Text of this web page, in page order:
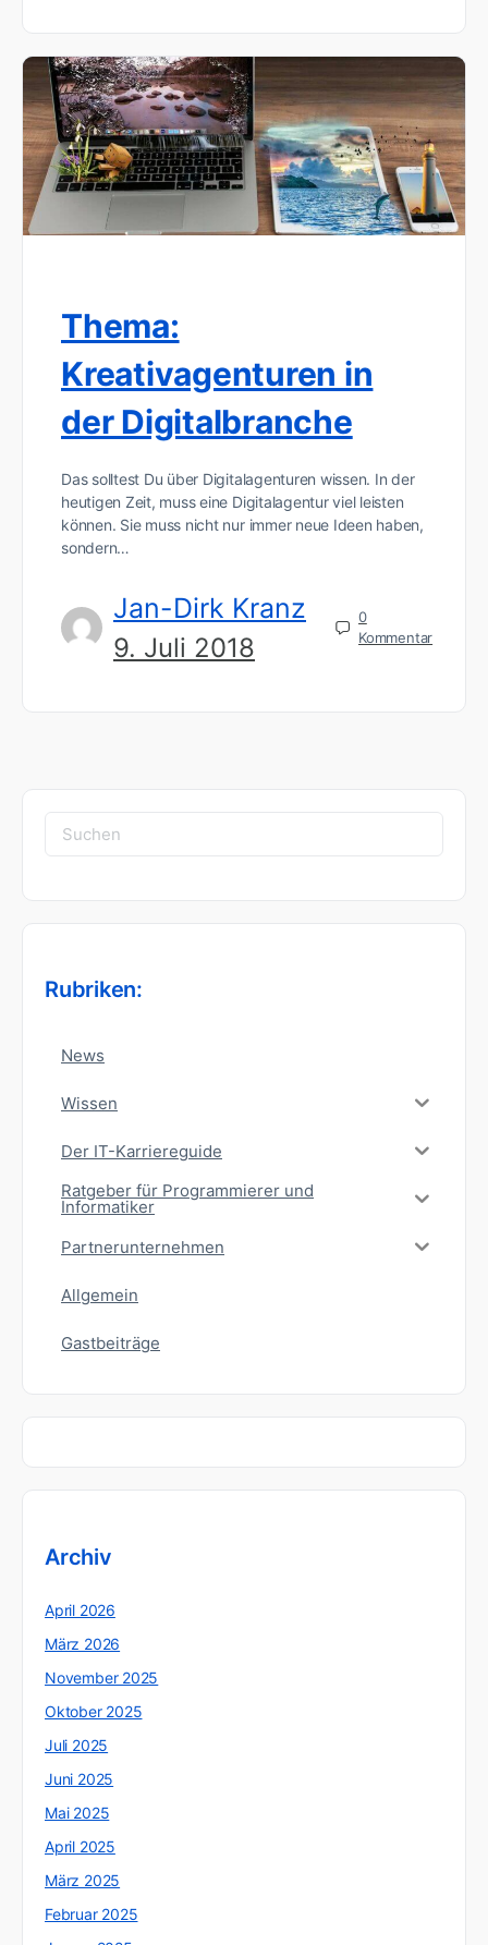
Thema:
Kreativagenturen in
der Digitalbranche
Das solltest Du über Digitalagenturen wissen. In der
heutigen Zeit, muss eine Digitalagentur viel leisten
können. Sie muss nicht nur immer neue Ideen haben,
sondern…
Jan-Dirk Kranz
9. Juli 2018
0
Kommentar
Suchen
nach:
Rubriken:
News
Wissen
Der IT-Karriereguide
Ratgeber für Programmierer und
Informatiker
Partnerunternehmen
Allgemein
Gastbeiträge
Archiv
April 2026
März 2026
November 2025
Oktober 2025
Juli 2025
Juni 2025
Mai 2025
April 2025
März 2025
Februar 2025